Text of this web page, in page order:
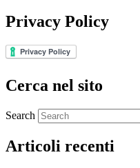
Privacy Policy
Cerca nel sito
Search
Articoli recenti